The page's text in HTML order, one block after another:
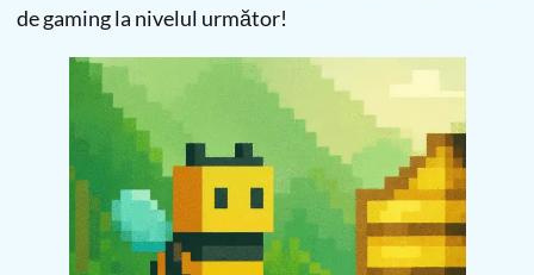
de gaming la nivelul următor!